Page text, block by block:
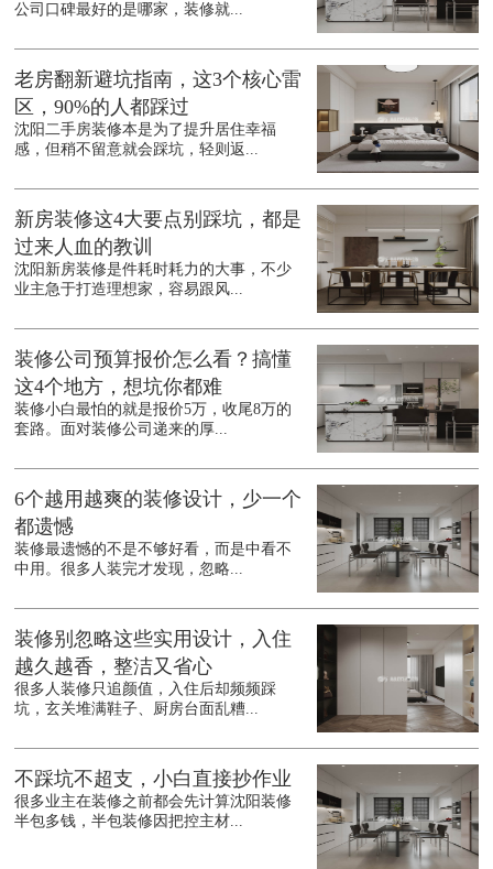
公司口碑最好的是哪家，装修就...
老房翻新避坑指南，这3个核心雷
区，90%的人都踩过
沈阳二手房装修本是为了提升居住幸福
感，但稍不留意就会踩坑，轻则返...
新房装修这4大要点别踩坑，都是
过来人血的教训
沈阳新房装修是件耗时耗力的大事，不少
业主急于打造理想家，容易跟风...
装修公司预算报价怎么看？搞懂
这4个地方，想坑你都难
装修小白最怕的就是报价5万，收尾8万的
套路。面对装修公司递来的厚...
6个越用越爽的装修设计，少一个
都遗憾
装修最遗憾的不是不够好看，而是中看不
中用。很多人装完才发现，忽略...
装修别忽略这些实用设计，入住
越久越香，整洁又省心
很多人装修只追颜值，入住后却频频踩
坑，玄关堆满鞋子、厨房台面乱糟...
不踩坑不超支，小白直接抄作业
很多业主在装修之前都会先计算沈阳装修
半包多钱，半包装修因把控主材...